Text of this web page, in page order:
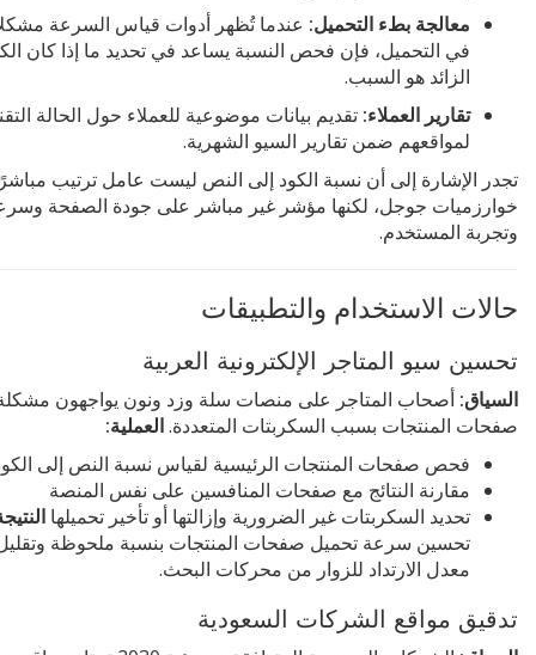
معالجة بطء التحميل: عندما تُظهر أدوات قياس السرعة
في التحميل، فإن فحص النسبة يساعد في تحديد ما إذا كان
الزائد هو السبب.
تقارير العملاء: تقديم بيانات موضوعية للعملاء حول الحالة
لمواقعهم ضمن تقارير السيو الشهرية.
تجدر الإشارة إلى أن نسبة الكود إلى النص ليست عامل ترتيب
خوارزميات جوجل، لكنها مؤشر غير مباشر على جودة الصفحة
وتجربة المستخدم.
حالات الاستخدام والتطبيقات
تحسين سيو المتاجر الإلكترونية العربية
السياق: أصحاب المتاجر على منصات سلة وزد ونون يواجهون
صفحات المنتجات بسبب السكربتات المتعددة.العملية:
فحص صفحات المنتجات الرئيسية لقياس نسبة النص إلى
مقارنة النتائج مع صفحات المنافسين على نفس المنصة
تحديد السكربتات غير الضرورية وإزالتها أو تأخير تحميلها
تحسين سرعة تحميل صفحات المنتجات بنسبة ملحوظة
معدل الارتداد للزوار من محركات البحث.
تدقيق مواقع الشركات السعودية